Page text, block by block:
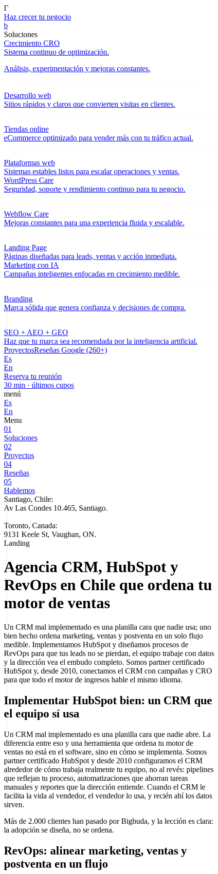
Γ
Haz crecer tu negocio
b
Soluciones
Crecimiento CRO
Sistema continuo de optimización.
Análisis, experimentación y mejoras constantes.
Desarrollo web
Sitios rápidos y claros que convierten visitas en clientes.
Tiendas online
eCommerce optimizado para vender más con tu tráfico actual.
Plataformas web
Sistemas estables listos para escalar operaciones y ventas.
WordPress Care
Seguridad, soporte y rendimiento continuo para tu negocio.
Webflow Care
Mejoras constantes para una experiencia fluida y escalable.
Landing Page
Páginas diseñadas para leads, ventas y acción inmediata.
Marketing con IA
Campañas inteligentes enfocadas en crecimiento medible.
Branding
Marca sólida que genera confianza y decisiones de compra.
SEO + AEO + GEO
Haz que tu marca sea recomendada por la inteligencia artificial.
ProyectosReseñas Google (260+)
Es
En
Reserva tu reunión
30 min · últimos cupos
menú
Es
En
Menu
01
Soluciones
02
Proyectos
04
Reseñas
05
Hablemos
Santiago, Chile:
Av Las Condes 10.465, Santiago.
Toronto, Canada:
9131 Keele St, Vaughan, ON.
Landing
Agencia CRM, HubSpot y
RevOps en Chile que ordena tu
motor de ventas
Un CRM mal implementado es una planilla cara que nadie usa; uno
bien hecho ordena marketing, ventas y postventa en un solo flujo
medible. Implementamos HubSpot y diseñamos procesos de
RevOps para que tus leads no se pierdan, el equipo trabaje con datos
y la dirección vea el embudo completo. Somos partner certificado
HubSpot y, desde 2010, conectamos el CRM con campañas y CRO
para que todo el motor de ingresos hable el mismo idioma.
Implementar HubSpot bien: un CRM que
el equipo sí usa
Un CRM mal implementado es una planilla cara que nadie abre. La
diferencia entre eso y una herramienta que ordena tu motor de
ventas no está en el software, sino en cómo se implementa. Somos
partner certificado HubSpot y desde 2010 configuramos el CRM
alrededor de cómo trabaja realmente tu equipo, no al revés: pipelines
que reflejan tu proceso, automatizaciones que ahorran tareas
manuales y reportes que la dirección entiende. Cuando el CRM le
facilita la vida al vendedor, el vendedor lo usa, y recién ahí los datos
sirven.
Más de 2.000 clientes han pasado por Bigbuda, y la lección es clara:
la adopción se diseña, no se ordena.
RevOps: alinear marketing, ventas y
postventa en un flujo